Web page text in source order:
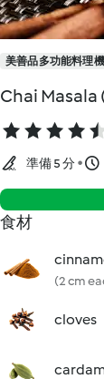
美善品多功能料理
Chai Masala
準備 5 分
食材
(2 cm
cloves